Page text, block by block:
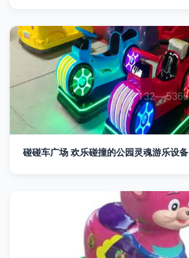
碰碰车广场 欢乐碰撞的公园灵魂游乐设备